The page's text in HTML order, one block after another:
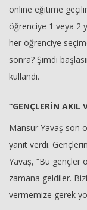
online eğitime
öğrenciye 1 veya 2
her öğrenciye
sonra? Şimdi
kullandı.
“GENÇLERİN AKIL
Mansur Yavaş son
yanıt verdi.
Yavaş, “Bu gençler
zamana geldiler.
vermemize gerek